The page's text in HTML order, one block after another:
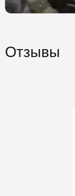
Отзывы